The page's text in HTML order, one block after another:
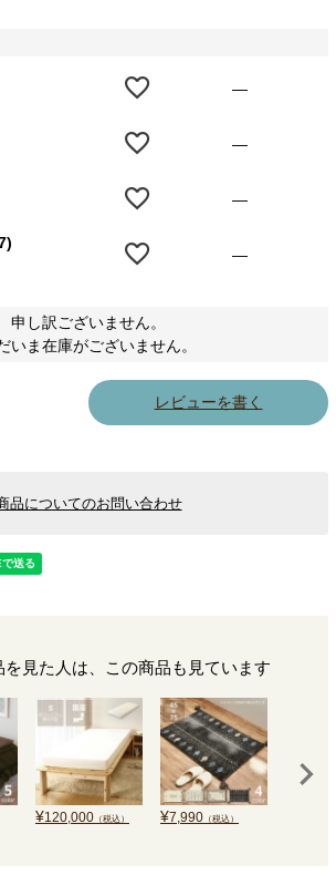
—
—
—
—
申し訳ございません。
いま在庫がございません。
レビューを書く
品についてのお問い合わせ
を見た人は、この商品も見ています
¥120,000 （税込） ¥7,990 （税込）